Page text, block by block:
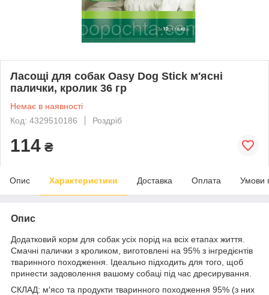
Ласощі для собак Oasy Dog Stick м′ясні
палички, кролик 36 гр
Немає в наявності
Код: 4329510186
Роздріб
114 ₴
Опис Характеристики Доставка Оплата Умови
Опис
Додатковий корм для собак усіх порід на всіх етапах життя.
Смачні палички з кроликом, виготовлені на 95% з інгредієнтів
тваринного походження. Ідеально підходить для того, щоб
принести задоволення вашому собаці під час дресирування.
СКЛАД: м′ясо та продукти тваринного походження 95% (з них